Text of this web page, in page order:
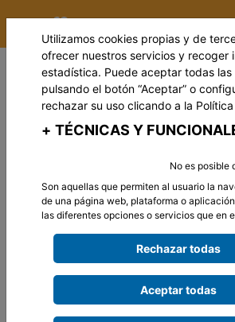
Utilizamos cookies propias y de
ofrecer nuestros servicios y recoger
estadística. Puede aceptar todas las
pulsando el botón “Aceptar” o
rechazar su uso clicando a la
+ TÉCNICAS Y
No es posible
Son aquellas que permiten al usuario la
de una página web, plataforma o
las diferentes opciones o servicios que en
Rechazar todas
Aceptar todas